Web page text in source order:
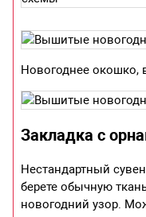
Новогоднее окошко,
Закладка с
Нестандартный
берете обычную
новогодний узор.